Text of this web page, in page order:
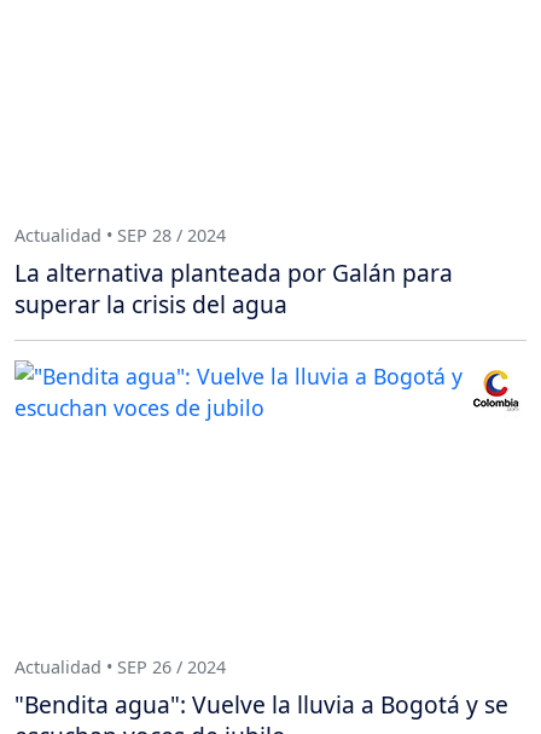
Actualidad • SEP 28 / 2024
La alternativa planteada por Galán para
superar la crisis del agua
Actualidad • SEP 26 / 2024
"Bendita agua": Vuelve la lluvia a Bogotá y se